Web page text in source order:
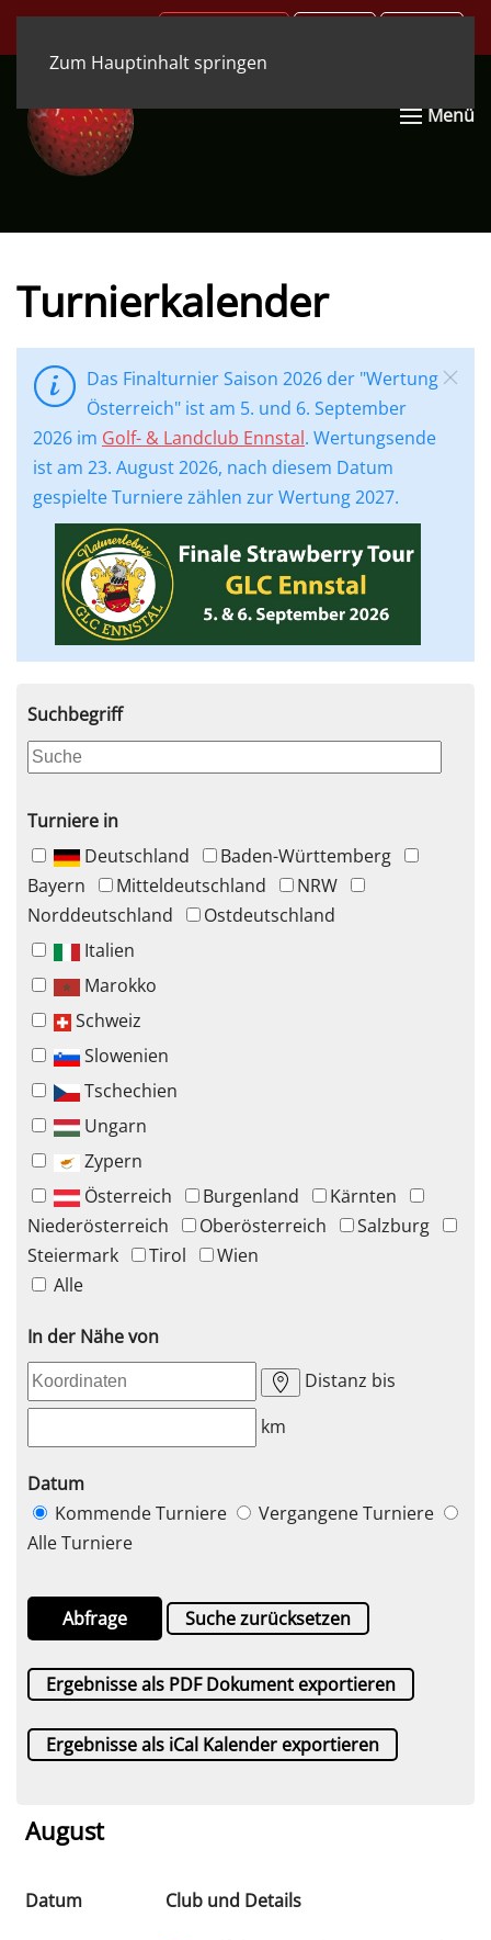
Zum Hauptinhalt springen
Menü
Turnierkalender
Das Finalturnier Saison 2026 der "Wertung
Österreich" ist am 5. und 6. September
2026 im Golf- & Landclub Ennstal. Wertungsende
ist am 23. August 2026, nach diesem Datum
gespielte Turniere zählen zur Wertung 2027.
Suchbegriff
Turniere in
Deutschland
Baden-Württemberg
Bayern
Mitteldeutschland
NRW
Norddeutschland
Ostdeutschland
Italien
Marokko
Schweiz
Slowenien
Tschechien
Ungarn
Zypern
Österreich
Burgenland
Kärnten
Niederösterreich
Oberösterreich
Salzburg
Steiermark
Tirol
Wien
Alle
In der Nähe von
Distanz bis
km
Datum
Kommende Turniere
Vergangene Turniere
Alle Turniere
Abfrage Suche zurücksetzen
Ergebnisse als PDF Dokument exportieren
Ergebnisse als iCal Kalender exportieren
August
Datum
Club und Details